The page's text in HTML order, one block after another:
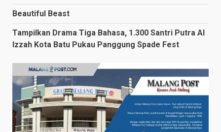
Beautiful Beast
Tampilkan Drama Tiga Bahasa, 1.300 Santri Putra Al
Izzah Kota Batu Pukau Panggung Spade Fest